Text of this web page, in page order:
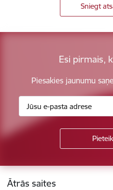
Sniegt
Esi pirmais,
Piesakies jaunumu
Kājene
Ātrās saites